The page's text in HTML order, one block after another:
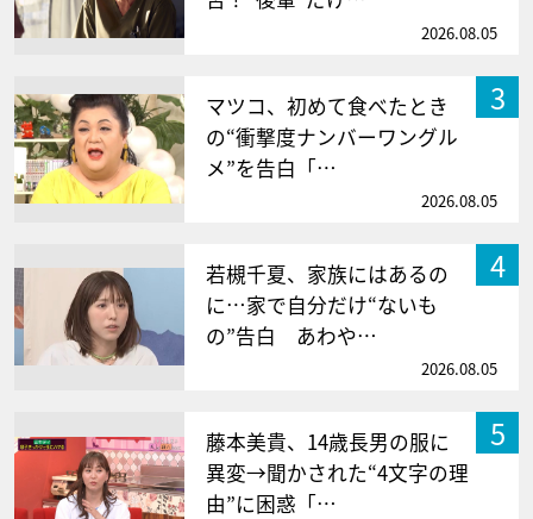
2026.08.05
3
マツコ、初めて食べたとき
の“衝撃度ナンバーワングル
メ”を告白「…
2026.08.05
4
若槻千夏、家族にはあるの
に…家で自分だけ“ないも
の”告白 あわや…
2026.08.05
5
藤本美貴、14歳長男の服に
異変→聞かされた“4文字の理
由”に困惑「…